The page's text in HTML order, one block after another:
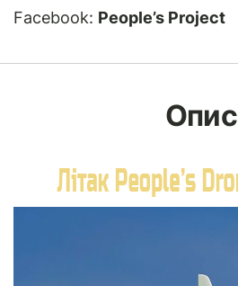
Facebook: People’s Project
Опис